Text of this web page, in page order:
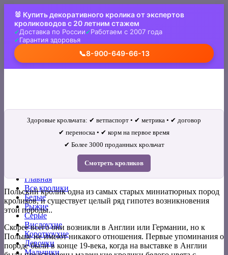
content
🐰 Купить декоративного кролика от экспертов
кролиководов с 20 летним стажем
Доставка по России
Работаем с 2007 года
Гарантия здоровья
📞8-900-649-66-13
Главная
Все кролики
Белые
Рыжие
Серые
Вислоухие
Короткоухие
Девочки
Мальчики
Здоровые крольчата: ✔ ветпаспорт • ✔ метрика • ✔ договор
✔ переноска • ✔ корм на первое время
✔ Более 3000 проданных крольчат
Смотреть кроликов
Польский кролик одна из самых старых миниатюрных пород
кроликов, и существует целый ряд гипотез возникновения
этой породы..
Скорее всего они возникли в Англии или Германии, но к
Польше не имеют никакого отношения. Первые упоминания о
породе были в конце 19-века, когда на выставке в Англии